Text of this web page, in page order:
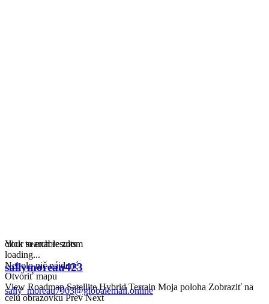
click to enable zoom
loading...
Nebolo nič nájdené
Otvoriť mapu
View Roadmap Satellite Hybrid Terrain Moja poloha Zobraziť na
celú obrazovku Prev Next
Your search results
sallymoreau423
sally_moreau7903@globalemail.online